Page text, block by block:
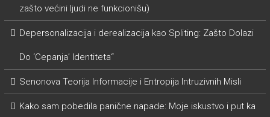
zašto većini ljudi ne funkcionišu)
Depersonalizacija i derealizacija kao Spliting: Zašto Dolazi
Do ‘Cepanja’ Identiteta“
Senonova Teorija Informacije i Entropija Intruzivnih Misli
Kako sam pobedila panične napade: Moje iskustvo i put ka